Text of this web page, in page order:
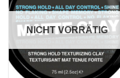
Wunschliste
hinzufügen
NICHT VORRÄTIG